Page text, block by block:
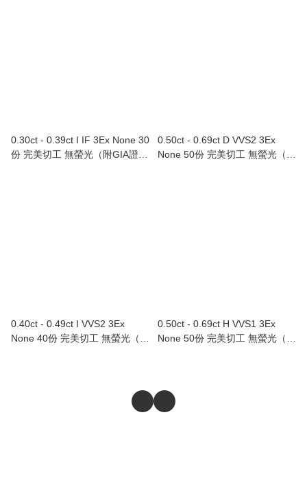
0.30ct - 0.39ct I IF 3Ex None 30
份 完美切工 無螢光（附GIA證
0.50ct - 0.69ct D VVS2 3Ex
None 50份 完美切工 無螢光（附
0.40ct - 0.49ct I VVS2 3Ex
None 40份 完美切工 無螢光（附
0.50ct - 0.69ct H VVS1 3Ex
None 50份 完美切工 無螢光（附